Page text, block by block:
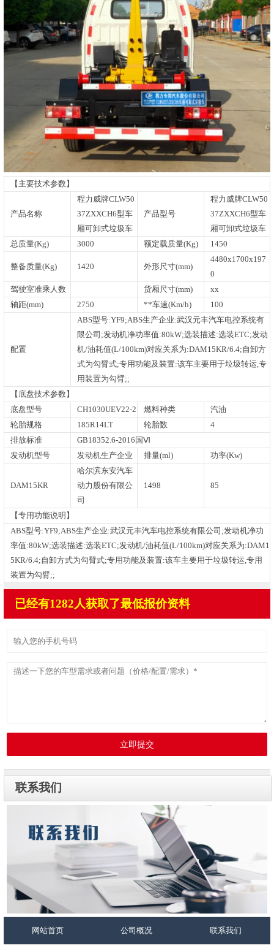
【主要技术参数】
产品名称
程力威牌CLW50
37ZXXCH6型车
厢可卸式垃圾车
产品型号
程力威牌CLW50
37ZXXCH6型车
厢可卸式垃圾车
总质量(Kg)
3000 额定载质量(Kg) 1450
整备质量(Kg) 1420 外形尺寸(mm)
4480x1700x197
0
驾驶室准乘人数
货厢尺寸(mm)
xx
轴距(mm)
2750 **车速(Km/h) 100
配置
ABS型号:YF9;ABS生产企业:武汉元丰汽车电控系统有
限公司;发动机净功率值:80kW;选装描述:选装ETC;发动
机/油耗值(L/100km)对应关系为:DAM15KR/6.4;自卸方
式为勾臂式;专用功能及装置:该车主要用于垃圾转运,专
用装置为勾臂;;
【底盘技术参数】
底盘型号
CH1030UEV22-2 燃料种类
汽油
轮胎规格
185R14LT 轮胎数
4
排放标准
GB18352.6-2016国Ⅵ
发动机型号
发动机生产企业 排量(ml) 功率(Kw)
DAM15KR
哈尔滨东安汽车
动力股份有限公
司
1498 85
【专用功能说明】
ABS型号:YF9;ABS生产企业:武汉元丰汽车电控系统有限公司;发动机净功
率值:80kW;选装描述:选装ETC;发动机/油耗值(L/100km)对应关系为:DAM1
5KR/6.4;自卸方式为勾臂式;专用功能及装置:该车主要用于垃圾转运,专用
装置为勾臂;;
已经有1282人获取了最低报价资料
立即提交
联系我们
网站首页 公司概况 联系我们